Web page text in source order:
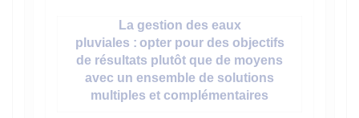
La gestion des eaux
pluviales : opter pour des objectifs
de résultats plutôt que de moyens
avec un ensemble de solutions
multiples et complémentaires